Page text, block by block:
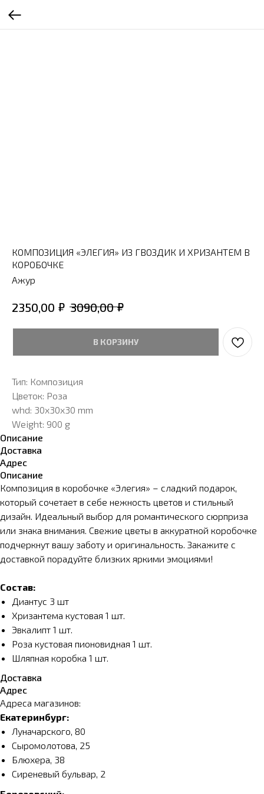
КОМПОЗИЦИЯ «ЭЛЕГИЯ» ИЗ ГВОЗДИК И ХРИЗАНТЕМ В
КОРОБОЧКЕ
Ажур
2350,00 ₽ 3090,00 ₽
В КОРЗИНУ
Тип: Композиция
Цветок: Роза
whd: 30x30x30 mm
Weight: 900 g
Описание
Доставка
Адрес
Описание
Композиция в коробочке «Элегия» – сладкий подарок,
который сочетает в себе нежность цветов и стильный
дизайн. Идеальный выбор для романтического сюрприза
или знака внимания. Свежие цветы в аккуратной коробочке
подчеркнут вашу заботу и оригинальность. Закажите с
доставкой порадуйте близких яркими эмоциями!
Состав:
Диантус 3 шт
Хризантема кустовая 1 шт.
Эвкалипт 1 шт.
Роза кустовая пионовидная 1 шт.
Шляпная коробка 1 шт.
Доставка
Адрес
Адреса магазинов:
Екатеринбург:
Луначарского, 80
Сыромолотова, 25
Блюхера, 38
Сиреневый бульвар, 2